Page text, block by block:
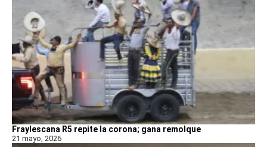
Fraylescana R5 repite la corona; gana remolque
21 mayo, 2026